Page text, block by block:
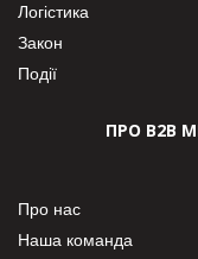
Логістика
Закон
Події
ПРО В2В
Про нас
Наша команда